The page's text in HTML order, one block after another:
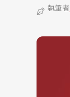
執筆者